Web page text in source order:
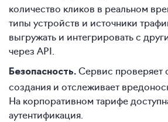
количество кликов в реальном
типы устройств и источники
выгружать и интегрировать с
через API.
Безопасность. Сервис проверяет
создания и отслеживает
На корпоративном тарифе
аутентификация.